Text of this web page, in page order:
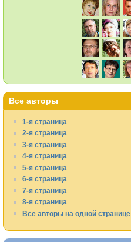
Все авторы
1-я страница
2-я страница
3-я страница
4-я страница
5-я страница
6-я страница
7-я страница
8-я страница
Все авторы на одной странице